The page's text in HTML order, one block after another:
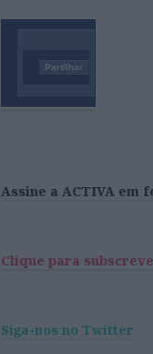
Partilhar
Assine a ACTIVA em
Clique para
Siga-nos no Twitter